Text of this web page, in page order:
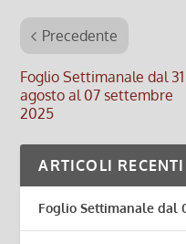
Precedente
Foglio Settimanale dal 31
agosto al 07 settembre
2025
ARTICOLI RECENTI
Foglio Settimanale dal